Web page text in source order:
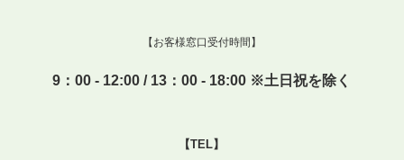
【お客様窓口受付時間】
9：00 - 12:00 / 13：00 - 18:00 ※土日祝を除く
【TEL】